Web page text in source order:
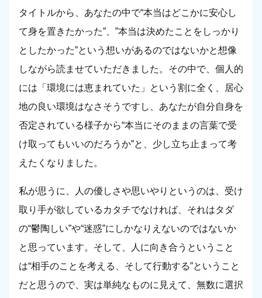
タイトルから、あなたの中で“本当はどこかに安心し
て身を置きたかった”、”本当は決めたことをしっかり
としたかった”という想いがあるのではないかと想像
しながら読ませていただきました。その中で、個人的
には「環境には恵まれていた」という割に全く、居心
地の良い環境はなさそうですし、あなたが自分自身を
否定されている様子から“本当にそのままの言葉で受
け取ってもいいのだろうか”と、少し立ち止まって考
えたくなりました。
私が思うに、人の優しさや思いやりというのは、受け
取り手が欲しているカタチでなければ、それはタダ
の“鬱陶しい”や“迷惑”にしかなりえないのではないか
と思っています。そして、人に向き合うということ
は“相手のことを考える、そして行動する”ということ
だと思うので、実は単純なものに見えて、無数に選択